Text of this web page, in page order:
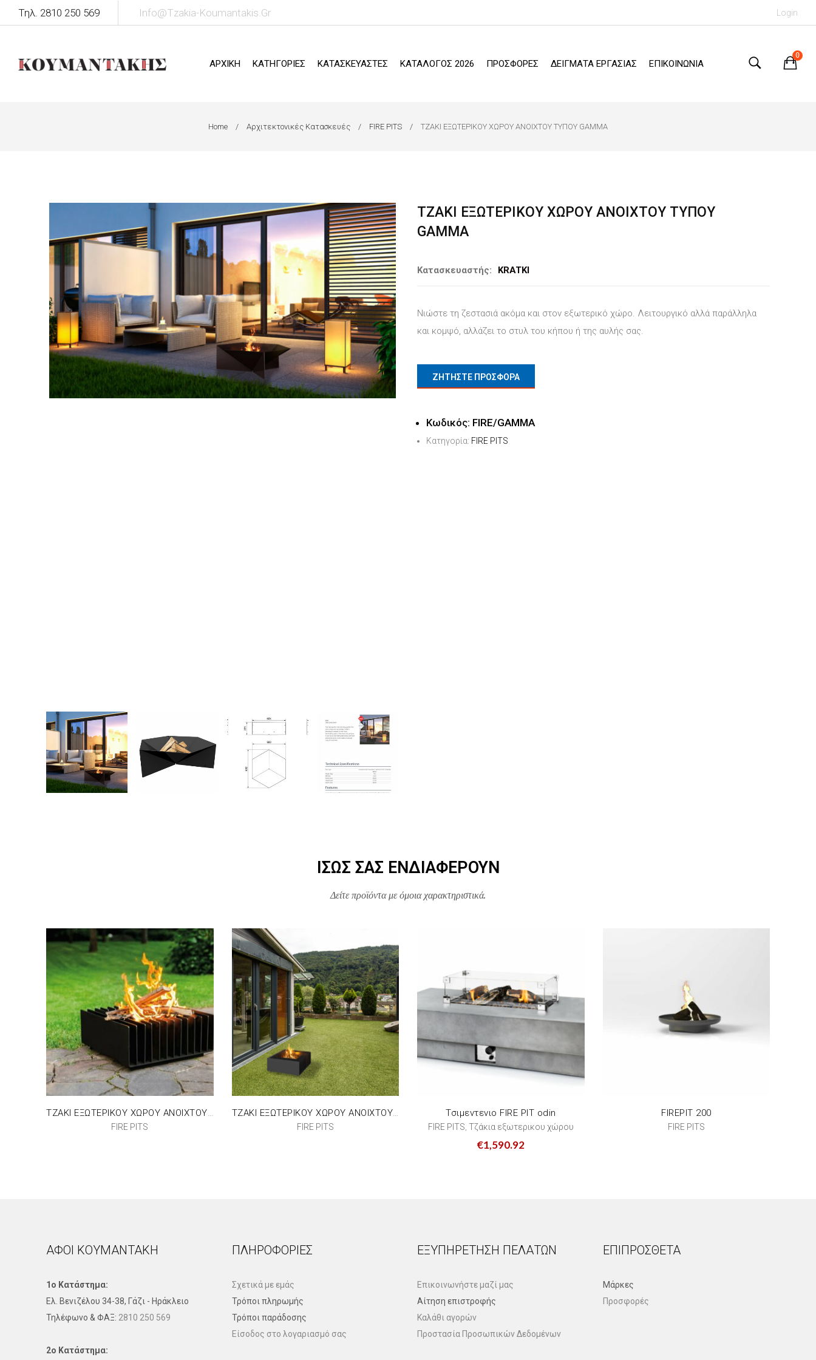
Τηλ. 2810 250 569 Info@tzakia-Koumantakis.gr Login
ΑΡΧΙΚΗ ΚΑΤΗΓΟΡΙΕΣ ΚΑΤΑΣΚΕΥΑΣΤΕΣ ΚΑΤΑΛΟΓΟΣ 2026 ΠΡΟΣΦΟΡΕΣ ΔΕΙΓΜΑΤΑ ΕΡΓΑΣΙΑΣ ΕΠΙΚΟΙΝΩΝΙΑ
0
Home Αρχιτεκτονικές Κατασκευές FIRE PITS ΤΖΑΚΙ ΕΞΩΤΕΡΙΚΟΥ ΧΩΡΟΥ ΑΝΟΙΧΤΟΥ ΤΥΠΟΥ GAMMA
ΤΖΑΚΙ ΕΞΩΤΕΡΙΚΟΥ ΧΩΡΟΥ ΑΝΟΙΧΤΟΥ ΤΥΠΟΥ
GAMMA
Κατασκευαστής: KRATKI
Νιώστε τη ζεστασιά ακόμα και στον εξωτερικό χώρο. Λειτουργικό αλλά παράλληλα
και κομψό, αλλάζει το στυλ του κήπου ή της αυλής σας.
ΖΗΤΗΣΤΕ ΠΡΟΣΦΟΡΑ
Κωδικός: FIRE/GAMMA
Κατηγορία: FIRE PITS
ΊΣΩΣ ΣΑΣ ΕΝΔΙΑΦΈΡΟΥΝ
Δείτε προϊόντα με όμοια χαρακτηριστικά.
FIRE PITS
FIRE PITS
Τσιμεντενιο FIRE PIT odin
FIRE PITS Τζάκια εξωτερικου χώρου
€1,590.92
FIREPIT 200
FIRE PITS
ΑΦΟΙ ΚΟΥΜΑΝΤΑΚΗ
1ο Κατάστημα:
Ελ. Βενιζέλου 34-38, Γάζι - Ηράκλειο
Τηλέφωνo & ΦΑΞ: 2810 250 569
2ο Κατάστημα:
ΠΛΗΡΟΦΟΡΊΕΣ
Σχετικά με εμάς
Τρόποι πληρωμής
Τρόποι παράδοσης
Είσοδος στο λογαριασμό σας
ΕΞΥΠΗΡΈΤΗΣΗ ΠΕΛΑΤΏΝ
Επικοινωνήστε μαζί μας
Αίτηση επιστροφής
Καλάθι αγορών
Προστασία Προσωπικών Δεδομένων
ΕΠΙΠΡΌΣΘΕΤΑ
Μάρκες
Προσφορές